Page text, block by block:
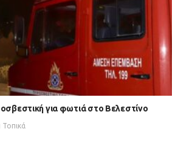
για φωτιά στο Βελεστίνο
Τοπικά